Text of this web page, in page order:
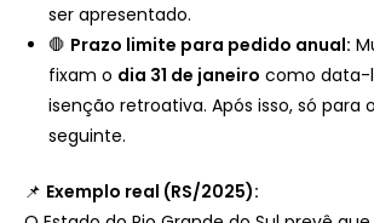
ser apresentado.
🛑 Prazo limite para pedido anual:
fixam o dia 31 de janeiro como data-
isenção retroativa. Após isso, só para
seguinte.
📌 Exemplo real (RS/2025):